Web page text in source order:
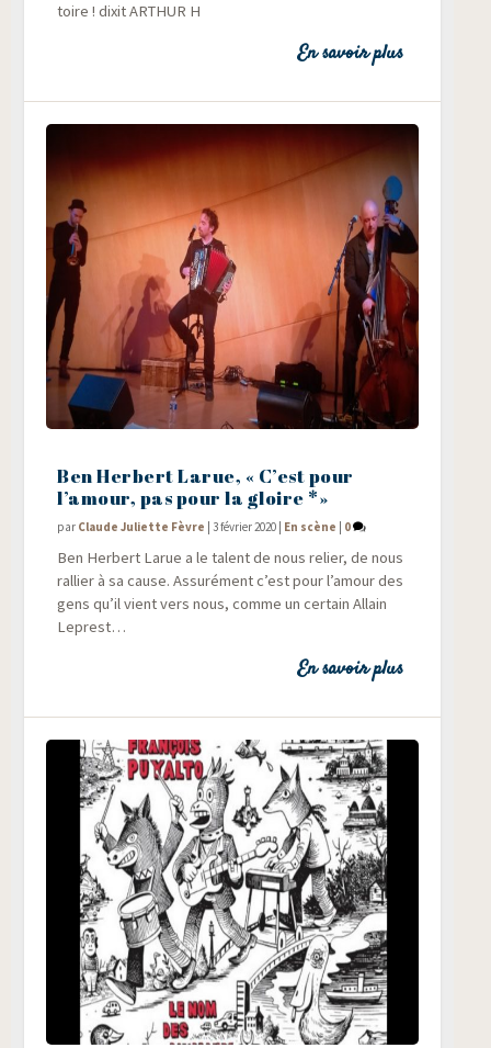
toire ! dixit ARTHUR H
En savoir plus
Ben Herbert Larue, « C’est pour
l’amour, pas pour la gloire *»
par Claude Juliette Fèvre |3 février 2020 En scène 0
Ben Her­bert Larue a le talent de nous relier, de nous
ral­lier à sa cause. Assu­ré­ment c’est pour l’amour des
gens qu’il vient vers nous, comme un cer­tain Allain
Leprest…
En savoir plus